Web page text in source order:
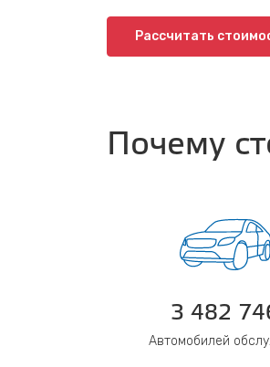
Рассчитать
Почему
3 482
Автомобилей